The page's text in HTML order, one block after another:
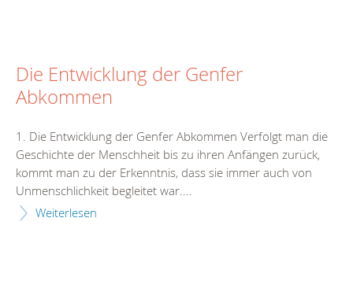
Die Entwicklung der Genfer
Abkommen
1. Die Entwicklung der Genfer Abkommen Verfolgt man die
Geschichte der Menschheit bis zu ihren Anfängen zurück,
kommt man zu der Erkenntnis, dass sie immer auch von
Unmenschlichkeit begleitet war....
Weiterlesen